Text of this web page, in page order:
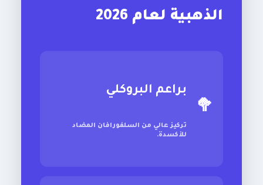
الذهبية لعام 2026
🥦
براعم البروكلي
تركيز عالي من السلفورافان المضاد
للأكسدة.